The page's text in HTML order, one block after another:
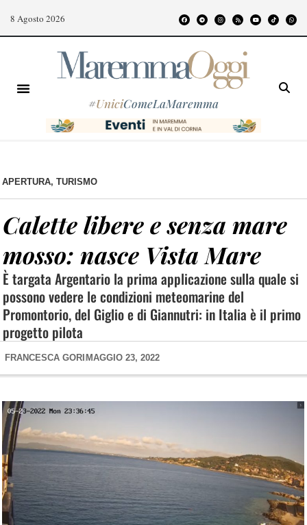
8 Agosto 2026
#UniciComeLaMaremma
APERTURA, TURISMO
Calette libere e senza mare
mosso: nasce Vista Mare
È targata Argentario la prima applicazione sulla quale si
possono vedere le condizioni meteomarine del
Promontorio, del Giglio e di Giannutri: in Italia è il primo
progetto pilota
FRANCESCA GORI MAGGIO 23, 2022